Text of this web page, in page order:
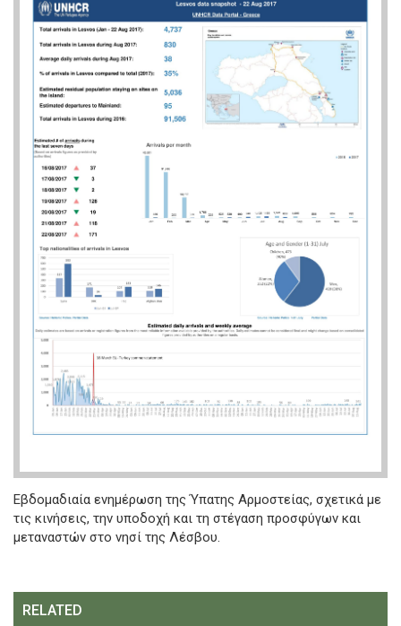
Εβδομαδιαία ενημέρωση της Ύπατης Αρμοστείας, σχετικά με
τις κινήσεις, την υποδοχή και τη στέγαση προσφύγων και
μεταναστών στο νησί της Λέσβου.
RELATED